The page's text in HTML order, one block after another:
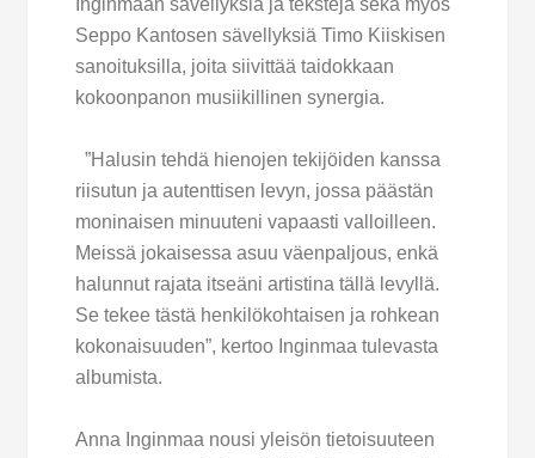
Seppo Kantosen sävellyksiä Timo Kiiskisen
sanoituksilla, joita siivittää taidokkaan
kokoonpanon musiikillinen synergia.
”Halusin tehdä hienojen tekijöiden kanssa
riisutun ja autenttisen levyn, jossa päästän
moninaisen minuuteni vapaasti valloilleen.
Meissä jokaisessa asuu väenpaljous, enkä
halunnut rajata itseäni artistina tällä levyllä.
Se tekee tästä henkilökohtaisen ja rohkean
kokonaisuuden”, kertoo Inginmaa tulevasta
albumista.
Anna Inginmaa nousi yleisön tietoisuuteen